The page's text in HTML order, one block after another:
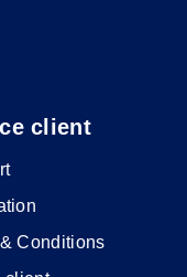
client
Conditions